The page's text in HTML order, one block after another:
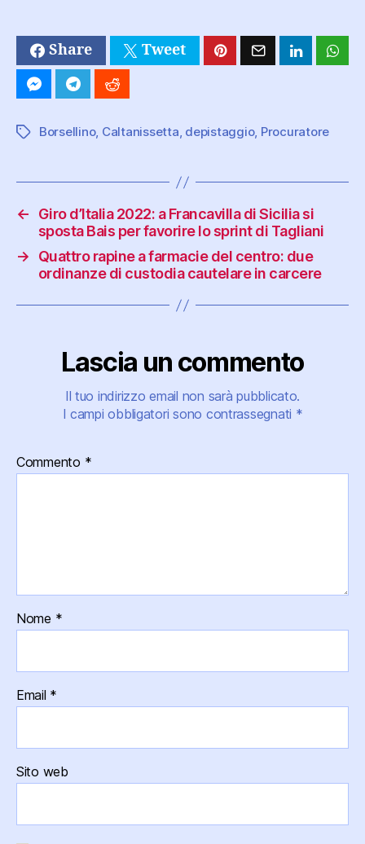
Share Tweet
Tag Borsellino, Caltanissetta, depistaggio, Procuratore
←
Giro d’Italia 2022: a Francavilla di Sicilia si
sposta Bais per favorire lo sprint di Tagliani
→
Quattro rapine a farmacie del centro: due
ordinanze di custodia cautelare in carcere
Lascia un commento
Il tuo indirizzo email non sarà pubblicato.
I campi obbligatori sono contrassegnati *
Commento *
Nome *
Email *
Sito web